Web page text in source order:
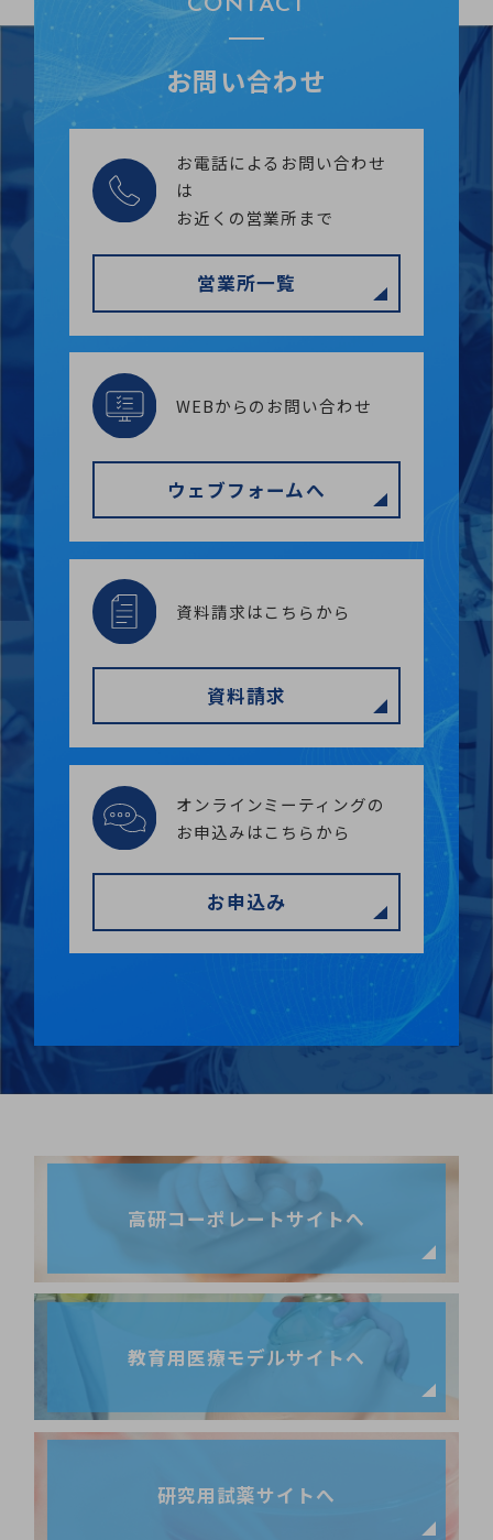
CONTACT
お問い合わせ
お電話によるお問い合わせ
は
お近くの営業所まで
営業所一覧
WEBからのお問い合わせ
ウェブフォームへ
資料請求はこちらから
資料請求
オンラインミーティングの
お申込みはこちらから
お申込み
高研コーポレートサイトへ
教育用医療モデルサイトへ
研究用試薬サイトへ